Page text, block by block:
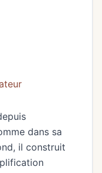
dans sa
il construit